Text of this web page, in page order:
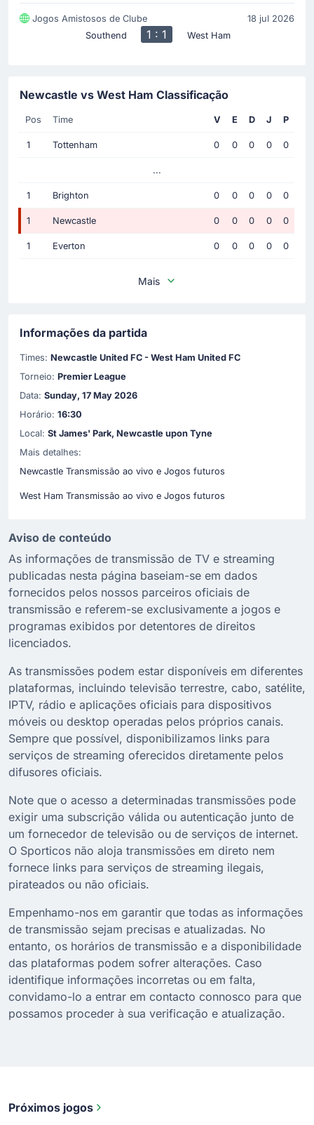
Jogos Amistosos de Clube
18 jul 2026
Southend
1 : 1 West Ham
Newcastle vs West Ham Classificação
Pos Time V E D J P
1 Tottenham 0 0 0 0 0
...
1 Brighton 0 0 0 0 0
1 Newcastle 0 0 0 0 0
1 Everton 0 0 0 0 0
Mais
Informações da partida
Times: Newcastle United FC - West Ham United FC
Torneio: Premier League
Data: Sunday, 17 May 2026
Horário: 16:30
Local: St James' Park, Newcastle upon Tyne
Mais detalhes:
Newcastle Transmissão ao vivo e Jogos futuros
West Ham Transmissão ao vivo e Jogos futuros
Aviso de conteúdo
As informações de transmissão de TV e streaming
publicadas nesta página baseiam-se em dados
fornecidos pelos nossos parceiros oficiais de
transmissão e referem-se exclusivamente a jogos e
programas exibidos por detentores de direitos
licenciados.
As transmissões podem estar disponíveis em diferentes
plataformas, incluindo televisão terrestre, cabo, satélite,
IPTV, rádio e aplicações oficiais para dispositivos
móveis ou desktop operadas pelos próprios canais.
Sempre que possível, disponibilizamos links para
serviços de streaming oferecidos diretamente pelos
difusores oficiais.
Note que o acesso a determinadas transmissões pode
exigir uma subscrição válida ou autenticação junto de
um fornecedor de televisão ou de serviços de internet.
O Sporticos não aloja transmissões em direto nem
fornece links para serviços de streaming ilegais,
pirateados ou não oficiais.
Empenhamo-nos em garantir que todas as informações
de transmissão sejam precisas e atualizadas. No
entanto, os horários de transmissão e a disponibilidade
das plataformas podem sofrer alterações. Caso
identifique informações incorretas ou em falta,
convidamo-lo a entrar em contacto connosco para que
possamos proceder à sua verificação e atualização.
Próximos jogos